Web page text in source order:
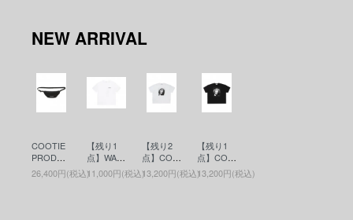
NEW ARRIVAL
COOTIE
PRODUC
TIONS(ク
ーティー)
26,400円(税込)
【残り1
点】WAC
KO MARI
A(ワコマ
11,000円(税込)
【残り2
点】COO
TIE PRO
DUCTIO
13,200円(税込)
【残り1
点】COO
TIE PRO
DUCTIO
13,200円(税込)